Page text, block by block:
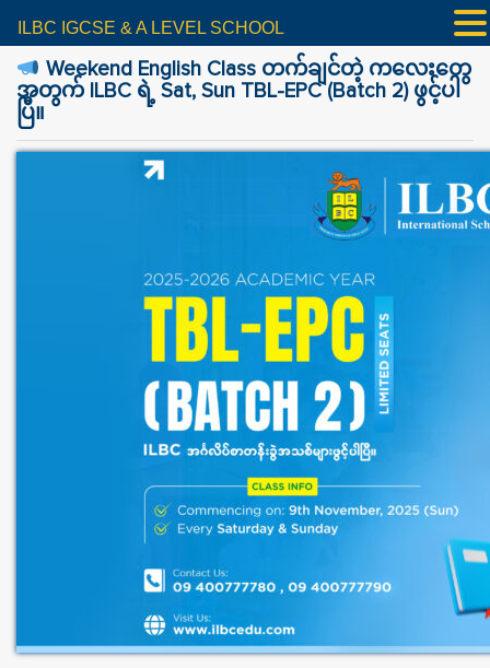
Weekend English Class တက်ချင်တဲ့ ကလေးတွေ
အတွက် ILBC ရဲ့ Sat, Sun TBL-EPC (Batch 2) ဖွင့်ပါ
ပြီ။
ILBC IGCSE & A LEVEL SCHOOL